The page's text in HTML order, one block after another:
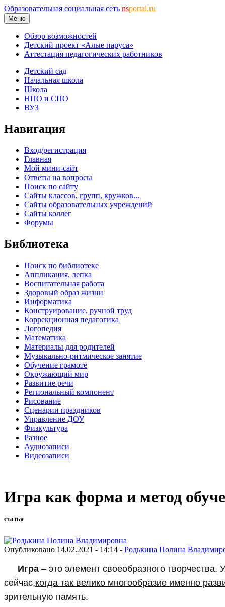
Образовательная социальная сеть nsportal.ru
Меню
Обзор возможностей
Детский проект «Алые паруса»
Аттестация педагогических работников
Детский сад
Начальная школа
Школа
НПО и СПО
ВУЗ
Навигация
Вход/регистрация
Главная
Мой мини-сайт
Ответы на вопросы
Поиск по сайту
Сайты классов, групп, кружков...
Сайты образовательных учреждений
Сайты коллег
Форумы
Библиотека
Поиск по библиотеке
Аппликация, лепка
Воспитательная работа
Здоровый образ жизни
Информатика
Конструирование, ручной труд
Коррекционная педагогика
Логопедия
Математика
Материалы для родителей
Музыкально-ритмическое занятие
Обучение грамоте
Окружающий мир
Развитие речи
Региональный компонент
Рисование
Сценарии праздников
Управление ДОУ
Физкультура
Разное
Аудиозаписи
Видеозаписи
Игра как форма и метод
статья
Опубликовано 14.02.2021 - 14:14 - Родькина Полина
Игра – это элемент своеобразного
сейчас,когда так велико многообразие именно
зрительную память.